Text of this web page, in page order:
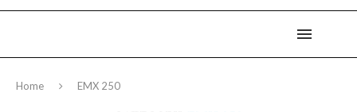
Home EMX 250